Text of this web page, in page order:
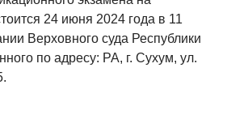
24 июня 2024 года в 11
Верховного суда Республики
по адресу: РА, г. Сухум, ул.